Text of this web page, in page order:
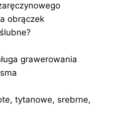
obrączek
grawerowania
tytanowe, srebrne,